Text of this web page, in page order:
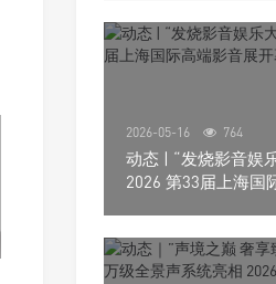
2026-05-16 764
动态 | “发烧影音娱
2026 第33届上海国